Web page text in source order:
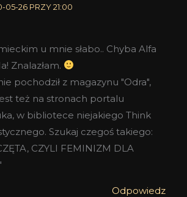
05-26 PRZY 21:00
u mnie słabo.. Chyba Alfa
Znalazłam.
pochodził z magazynu "Odra",
też na stronach portalu
w bibliotece niejakiego Think
Szukaj czegoś takiego:
CZYLI FEMINIZM DLA
Odpowiedz